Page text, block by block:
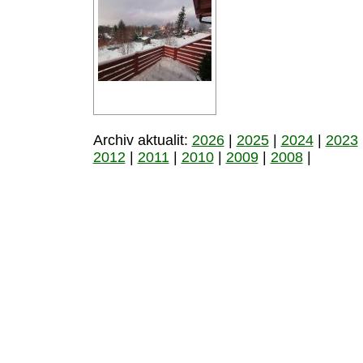
Archiv aktualit: 2026| 2025| 2024| 2023|
2012| 2011| 2010| 2009| 2008|